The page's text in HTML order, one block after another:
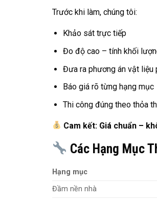
Trước khi làm, chúng tôi:
Khảo sát trực tiếp
Đo độ cao – tính khối
Đưa ra phương án vật liệu
Báo giá rõ từng hạng mục
Thi công đúng theo thỏa
Cam kết: Giá chuẩn –
Các Hạng Mục
Hạng mục
Đầm nền nhà